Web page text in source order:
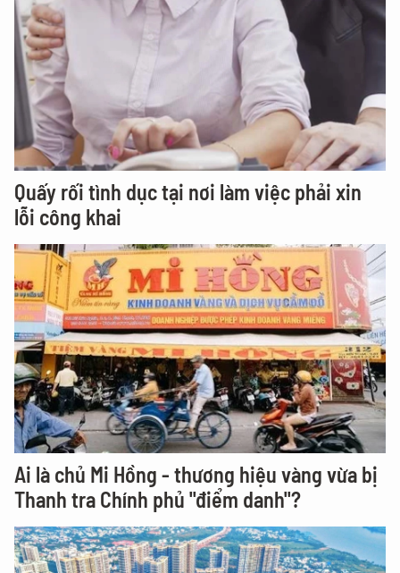
Quấy rối tình dục tại nơi làm việc phải xin
lỗi công khai
Ai là chủ Mi Hồng - thương hiệu vàng vừa bị
Thanh tra Chính phủ "điểm danh"?